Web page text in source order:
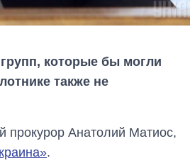
которые бы могли
также не
прокурор Анатолий Матиос,
.